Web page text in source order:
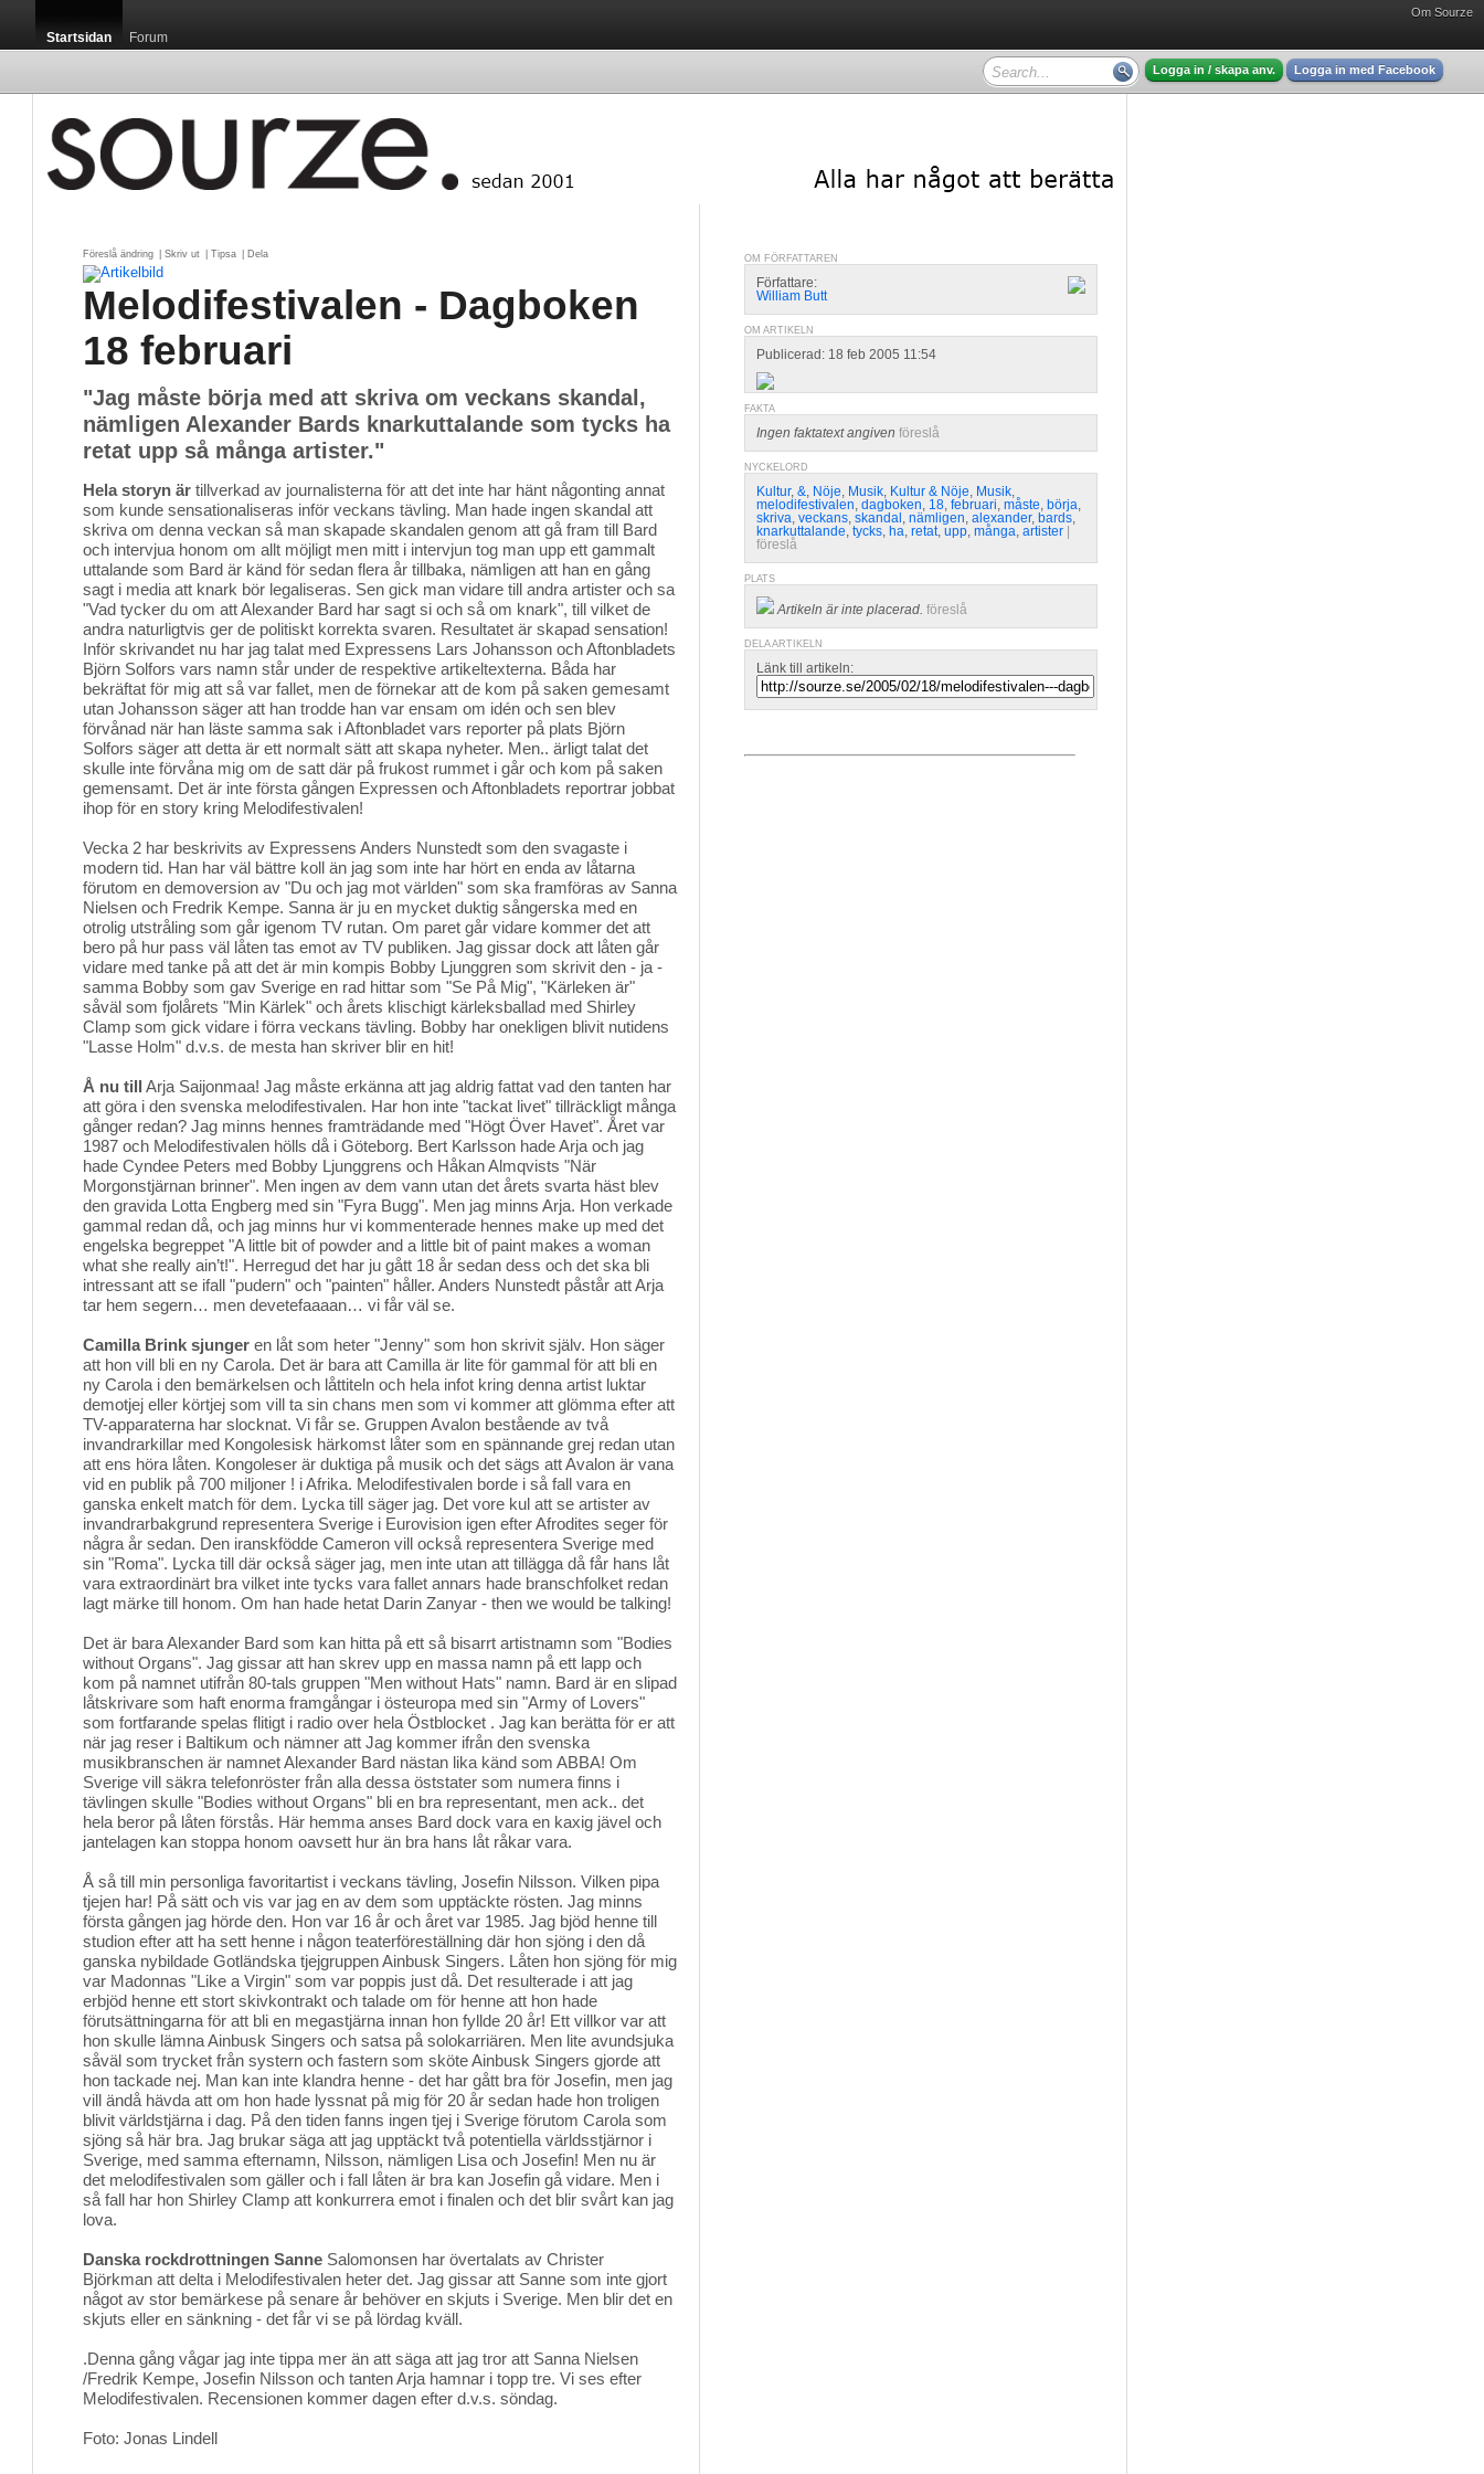
Om Sourze
Startsidan Forum
Logga in / skapa anv. Logga in med Facebook
Föreslå ändring Skriv ut Tipsa Dela
Melodifestivalen - Dagboken
18 februari
"Jag måste börja med att skriva om veckans skandal,
nämligen Alexander Bards knarkuttalande som tycks ha
retat upp så många artister."
Hela storyn är tillverkad av journalisterna för att det inte har hänt någonting annat
som kunde sensationaliseras inför veckans tävling. Man hade ingen skandal att
skriva om denna veckan så man skapade skandalen genom att gå fram till Bard
och intervjua honom om allt möjligt men mitt i intervjun tog man upp ett gammalt
uttalande som Bard är känd för sedan flera år tillbaka, nämligen att han en gång
sagt i media att knark bör legaliseras. Sen gick man vidare till andra artister och sa
"Vad tycker du om att Alexander Bard har sagt si och så om knark", till vilket de
andra naturligtvis ger de politiskt korrekta svaren. Resultatet är skapad sensation!
Inför skrivandet nu har jag talat med Expressens Lars Johansson och Aftonbladets
Björn Solfors vars namn står under de respektive artikeltexterna. Båda har
bekräftat för mig att så var fallet, men de förnekar att de kom på saken gemesamt
utan Johansson säger att han trodde han var ensam om idén och sen blev
förvånad när han läste samma sak i Aftonbladet vars reporter på plats Björn
Solfors säger att detta är ett normalt sätt att skapa nyheter. Men.. ärligt talat det
skulle inte förvåna mig om de satt där på frukost rummet i går och kom på saken
gemensamt. Det är inte första gången Expressen och Aftonbladets reportrar jobbat
ihop för en story kring Melodifestivalen!
Vecka 2 har beskrivits av Expressens Anders Nunstedt som den svagaste i
modern tid. Han har väl bättre koll än jag som inte har hört en enda av låtarna
förutom en demoversion av "Du och jag mot världen" som ska framföras av Sanna
Nielsen och Fredrik Kempe. Sanna är ju en mycket duktig sångerska med en
otrolig utstråling som går igenom TV rutan. Om paret går vidare kommer det att
bero på hur pass väl låten tas emot av TV publiken. Jag gissar dock att låten går
vidare med tanke på att det är min kompis Bobby Ljunggren som skrivit den - ja -
samma Bobby som gav Sverige en rad hittar som "Se På Mig", "Kärleken är"
såväl som fjolårets "Min Kärlek" och årets klischigt kärleksballad med Shirley
Clamp som gick vidare i förra veckans tävling. Bobby har onekligen blivit nutidens
"Lasse Holm" d.v.s. de mesta han skriver blir en hit!
Å nu till Arja Saijonmaa! Jag måste erkänna att jag aldrig fattat vad den tanten har
att göra i den svenska melodifestivalen. Har hon inte "tackat livet" tillräckligt många
gånger redan? Jag minns hennes framträdande med "Högt Över Havet". Året var
1987 och Melodifestivalen hölls då i Göteborg. Bert Karlsson hade Arja och jag
hade Cyndee Peters med Bobby Ljunggrens och Håkan Almqvists "När
Morgonstjärnan brinner". Men ingen av dem vann utan det årets svarta häst blev
den gravida Lotta Engberg med sin "Fyra Bugg". Men jag minns Arja. Hon verkade
gammal redan då, och jag minns hur vi kommenterade hennes make up med det
engelska begreppet "A little bit of powder and a little bit of paint makes a woman
what she really ain’t!". Herregud det har ju gått 18 år sedan dess och det ska bli
intressant att se ifall "pudern" och "painten" håller. Anders Nunstedt påstår att Arja
tar hem segern… men devetefaaaan… vi får väl se.
Camilla Brink sjunger en låt som heter "Jenny" som hon skrivit själv. Hon säger
att hon vill bli en ny Carola. Det är bara att Camilla är lite för gammal för att bli en
ny Carola i den bemärkelsen och låttiteln och hela infot kring denna artist luktar
demotjej eller körtjej som vill ta sin chans men som vi kommer att glömma efter att
TV-apparaterna har slocknat. Vi får se. Gruppen Avalon bestående av två
invandrarkillar med Kongolesisk härkomst låter som en spännande grej redan utan
att ens höra låten. Kongoleser är duktiga på musik och det sägs att Avalon är vana
vid en publik på 700 miljoner ! i Afrika. Melodifestivalen borde i så fall vara en
ganska enkelt match för dem. Lycka till säger jag. Det vore kul att se artister av
invandrarbakgrund representera Sverige i Eurovision igen efter Afrodites seger för
några år sedan. Den iranskfödde Cameron vill också representera Sverige med
sin "Roma". Lycka till där också säger jag, men inte utan att tillägga då får hans låt
vara extraordinärt bra vilket inte tycks vara fallet annars hade branschfolket redan
lagt märke till honom. Om han hade hetat Darin Zanyar - then we would be talking!
Det är bara Alexander Bard som kan hitta på ett så bisarrt artistnamn som "Bodies
without Organs". Jag gissar att han skrev upp en massa namn på ett lapp och
kom på namnet utifrån 80-tals gruppen "Men without Hats" namn. Bard är en slipad
låtskrivare som haft enorma framgångar i östeuropa med sin "Army of Lovers"
som fortfarande spelas flitigt i radio over hela Östblocket . Jag kan berätta för er att
när jag reser i Baltikum och nämner att Jag kommer ifrån den svenska
musikbranschen är namnet Alexander Bard nästan lika känd som ABBA! Om
Sverige vill säkra telefonröster från alla dessa öststater som numera finns i
tävlingen skulle "Bodies without Organs" bli en bra representant, men ack.. det
hela beror på låten förstås. Här hemma anses Bard dock vara en kaxig jävel och
jantelagen kan stoppa honom oavsett hur än bra hans låt råkar vara.
Å så till min personliga favoritartist i veckans tävling, Josefin Nilsson. Vilken pipa
tjejen har! På sätt och vis var jag en av dem som upptäckte rösten. Jag minns
första gången jag hörde den. Hon var 16 år och året var 1985. Jag bjöd henne till
studion efter att ha sett henne i någon teaterföreställning där hon sjöng i den då
ganska nybildade Gotländska tjejgruppen Ainbusk Singers. Låten hon sjöng för mig
var Madonnas "Like a Virgin" som var poppis just då. Det resulterade i att jag
erbjöd henne ett stort skivkontrakt och talade om för henne att hon hade
förutsättningarna för att bli en megastjärna innan hon fyllde 20 år! Ett villkor var att
hon skulle lämna Ainbusk Singers och satsa på solokarriären. Men lite avundsjuka
såväl som trycket från systern och fastern som sköte Ainbusk Singers gjorde att
hon tackade nej. Man kan inte klandra henne - det har gått bra för Josefin, men jag
vill ändå hävda att om hon hade lyssnat på mig för 20 år sedan hade hon troligen
blivit världstjärna i dag. På den tiden fanns ingen tjej i Sverige förutom Carola som
sjöng så här bra. Jag brukar säga att jag upptäckt två potentiella världsstjärnor i
Sverige, med samma efternamn, Nilsson, nämligen Lisa och Josefin! Men nu är
det melodifestivalen som gäller och i fall låten är bra kan Josefin gå vidare. Men i
så fall har hon Shirley Clamp att konkurrera emot i finalen och det blir svårt kan jag
lova.
Danska rockdrottningen Sanne Salomonsen har övertalats av Christer
Björkman att delta i Melodifestivalen heter det. Jag gissar att Sanne som inte gjort
något av stor bemärkese på senare år behöver en skjuts i Sverige. Men blir det en
skjuts eller en sänkning - det får vi se på lördag kväll.
.Denna gång vågar jag inte tippa mer än att säga att jag tror att Sanna Nielsen
/Fredrik Kempe, Josefin Nilsson och tanten Arja hamnar i topp tre. Vi ses efter
Melodifestivalen. Recensionen kommer dagen efter d.v.s. söndag.
Foto: Jonas Lindell
OM FÖRFATTAREN
Författare:
William Butt
OM ARTIKELN
Publicerad: 18 feb 2005 11:54
FAKTA
Ingen faktatext angiven föreslå
NYCKELORD
Kultur, &, Nöje, Musik, Kultur & Nöje, Musik,
melodifestivalen, dagboken, 18, februari, måste, börja,
skriva, veckans, skandal , nämligen, alexander, bards,
knarkuttalande, tycks, ha, retat, upp, många, artister
föreslå
PLATS
Artikeln är inte placerad. föreslå
DELA ARTIKELN
Länk till artikeln: